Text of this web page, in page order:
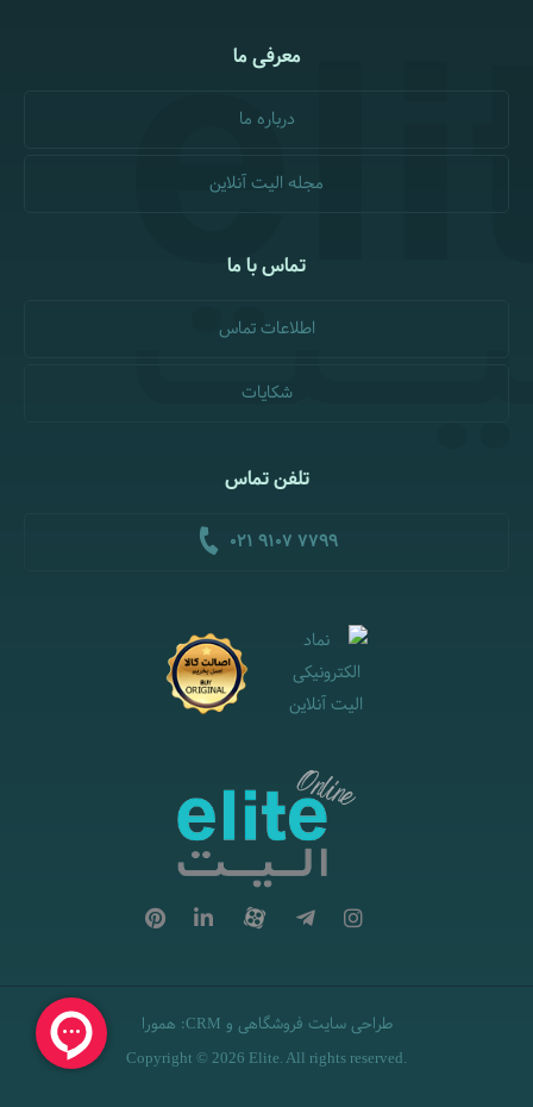
معرفی ما
درباره ما
مجله الیت آنلاین
تماس با ما
اطلاعات تماس
شکایات
تلفن تماس
021 9107 7799
طراحی سایت فروشگاهی و CRM
: همورا
Copyright © 2026 Elite. All rights reserved.